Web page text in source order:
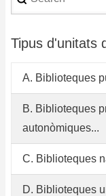
Tipus d'unitats
A. Biblioteques
B. Biblioteques
autonòmiques...
C. Biblioteques
D. Biblioteques